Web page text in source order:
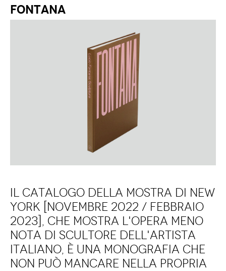
FONTANA
Il catalogo della mostra di New
York [novembre 2022 / febbraio
2023], che mostra l'opera meno
nota di scultore dell'artista
italiano, è una monografia che
non può mancare nella propria